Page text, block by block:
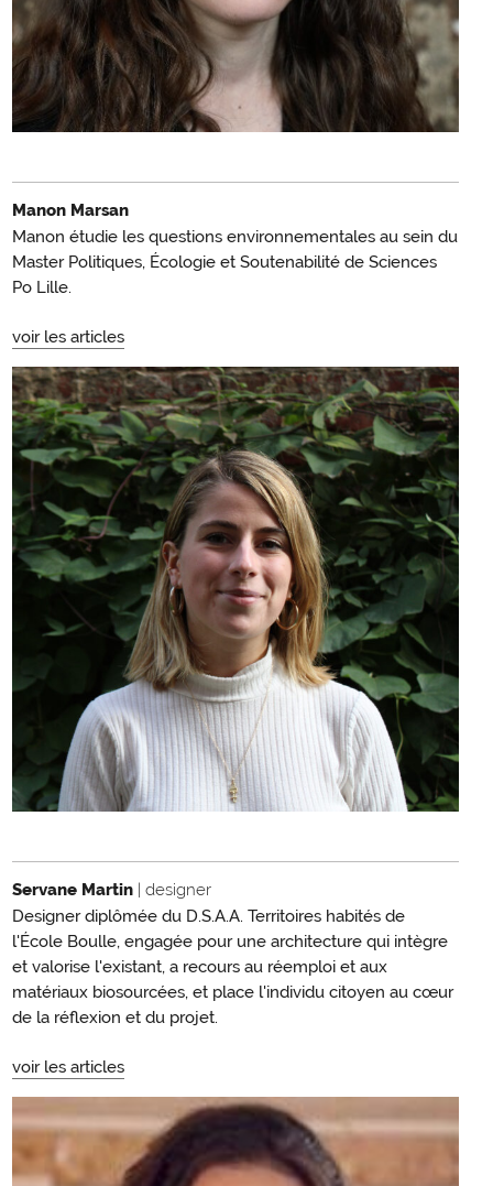
Manon Marsan
Manon étudie les questions environnementales au sein du
Master Politiques, Écologie et Soutenabilité de Sciences
Po Lille.
voir les articles
Servane Martin | designer
Designer diplômée du D.S.A.A. Territoires habités de
l'École Boulle, engagée pour une architecture qui intègre
et valorise l'existant, a recours au réemploi et aux
matériaux biosourcées, et place l'individu citoyen au cœur
de la réflexion et du projet.
voir les articles